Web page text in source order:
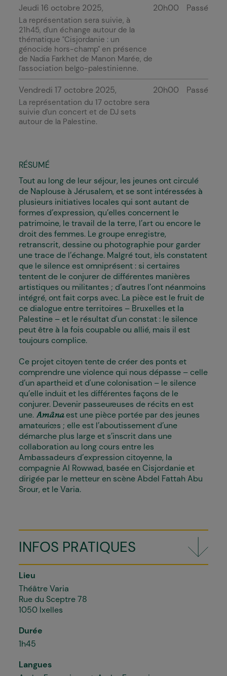
INFOS PRATIQUES
Lieu
Théâtre Varia
Rue du Sceptre 78
1050 Ixelles
Durée
1h45
Langues
Jeudi 16 octobre 2025
La représentation sera suivie, à
21h45, d'un échange autour de la
thématique "Cisjordanie : un
génocide hors-champ" en présence
de Nadia Farkhet de Manon Marée, de
l'association belgo-palestinienne.
20h00 Passé
Vendredi 17 octobre 2025
La représentation du 17 octobre sera
suivie d'un concert et de DJ sets
autour de la Palestine.
20h00 Passé
RÉSUMÉ
Tout au long de leur séjour, les jeunes ont circulé
de Naplouse à Jérusalem, et se sont intéressé·es à
plusieurs initiatives locales qui sont autant de
formes d’expression, qu’elles concernent le
patrimoine, le travail de la terre, l’art ou encore le
droit des femmes. Le groupe enregistre,
retranscrit, dessine ou photographie pour garder
une trace de l’échange. Malgré tout, i·els constatent
que le silence est omniprésent : si certain·es
tentent de le conjurer de différentes manières
artistiques ou militantes ; d’autres l’ont néanmoins
intégré, ont fait corps avec. La pièce est le fruit de
ce dialogue entre territoires – Bruxelles et la
Palestine – et le résultat d'un constat : le silence
peut être à la fois coupable ou allié, mais il est
toujours complice.
Ce projet citoyen tente de créer des ponts et
comprendre une violence qui nous dépasse – celle
d’un apartheid et d'une colonisation – le silence
qu’elle induit et les différentes façons de le
conjurer. Devenir passeur·euses de récits en est
une. Amânaest une pièce portée par des jeunes
amateur·ices ; elle est l’aboutissement d’une
démarche plus large et s’inscrit dans une
collaboration au long cours entre les
Ambassadeurs d’expression citoyenne, la
compagnie Al Rowwad, basée en Cisjordanie et
dirigée par le metteur en scène Abdel Fattah Abu
Srour, et le Varia.